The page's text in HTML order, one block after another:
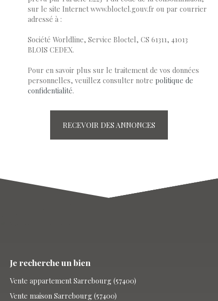
sur le site Internet www.bloctel.gouv.fr ou par courrier
adressé à :
Société Worldline, Service Bloctel, CS 61311, 41013
BLOIS CEDEX.
Pour en savoir plus sur le traitement de vos données
personnelles, veuillez consulter notre politique de
confidentialité.
RECEVOIR DES ANNONCES
Je recherche un bien
Vente appartement Sarrebourg (57400)
Vente maison Sarrebourg (57400)